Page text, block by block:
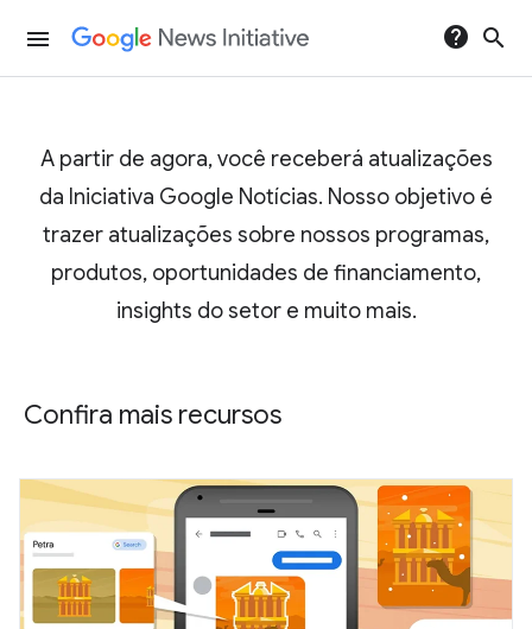
menu help search
A partir de agora, você receberá atualizações
da Iniciativa Google Notícias. Nosso objetivo é
trazer atualizações sobre nossos programas,
produtos, oportunidades de financiamento,
insights do setor e muito mais.
Confira mais recursos